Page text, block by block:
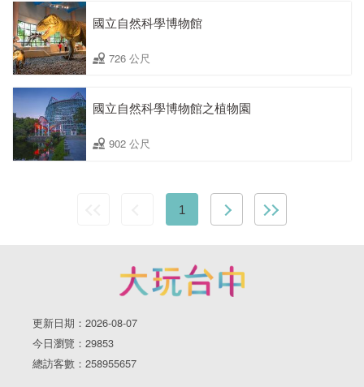
國立自然科學博物館
726 公尺
國立自然科學博物館之植物園
902 公尺
1
更新日期：2026-08-07
今日瀏覽：29853
總訪客數：258955657